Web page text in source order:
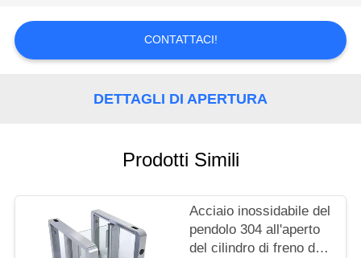
CITAZIONE
CONTATTACI!
DETTAGLI DI APERTURA
Prodotti Simili
Acciaio inossidabile del
pendolo 304 all'aperto
del cilindro di freno di